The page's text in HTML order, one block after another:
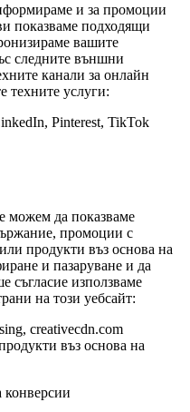
и за промоции
показваме подходящи
вашите
следните външни
канали за онлайн
техните услуги:
Pinterest, TikTok
можем да показваме
промоции с
продукти въз основа на
и пазаруване и да
съгласие използваме
на този уебсайт:
creativecdn.com
въз основа на
конверсии